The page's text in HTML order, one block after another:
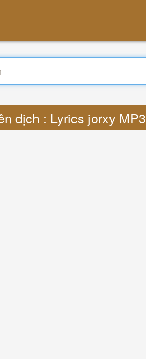
dịch : Lyrics jorxy MP3